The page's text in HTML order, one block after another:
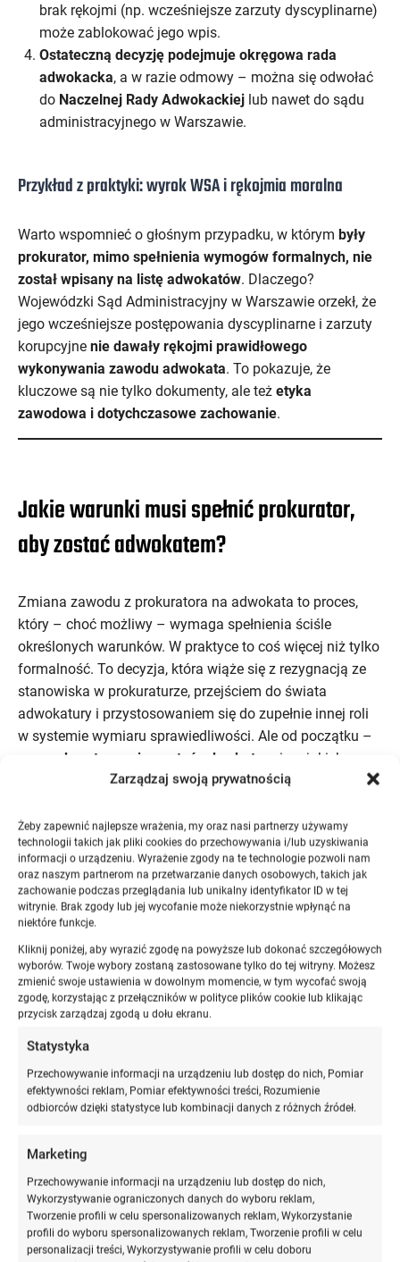
Zarządzaj swoją prywatnością
Żeby zapewnić najlepsze wrażenia, my oraz nasi partnerzy używamy
technologii takich jak pliki cookies do przechowywania i/lub uzyskiwania
informacji o urządzeniu. Wyrażenie zgody na te technologie pozwoli nam
oraz naszym partnerom na przetwarzanie danych osobowych, takich jak
zachowanie podczas przeglądania lub unikalny identyfikator ID w tej
witrynie. Brak zgody lub jej wycofanie może niekorzystnie wpłynąć na
niektóre funkcje.
Kliknij poniżej, aby wyrazić zgodę na powyższe lub dokonać szczegółowych
wyborów. Twoje wybory zostaną zastosowane tylko do tej witryny. Możesz
zmienić swoje ustawienia w dowolnym momencie, w tym wycofać swoją
zgodę, korzystając z przełączników w polityce plików cookie lub klikając
przycisk zarządzaj zgodą u dołu ekranu.
Statystyka
Przechowywanie informacji na urządzeniu lub dostęp do nich, Pomiar
efektywności reklam, Pomiar efektywności treści, Rozumienie
odbiorców dzięki statystyce lub kombinacji danych z różnych źródeł.
Marketing
Przechowywanie informacji na urządzeniu lub dostęp do nich,
Wykorzystywanie ograniczonych danych do wyboru reklam,
Tworzenie profili w celu spersonalizowanych reklam, Wykorzystanie
profili do wyboru spersonalizowanych reklam, Tworzenie profili w celu
personalizacji treści, Wykorzystywanie profili w celu doboru
brak rękojmi (np. wcześniejsze zarzuty dyscyplinarne)
może zablokować jego wpis.
Ostateczną decyzję podejmuje okręgowa rada
adwokacka, a w razie odmowy – można się odwołać
do Naczelnej Rady Adwokackiej lub nawet do sądu
administracyjnego w Warszawie.
Przykład z praktyki: wyrok WSA i rękojmia moralna
Warto wspomnieć o głośnym przypadku, w którym były
prokurator, mimo spełnienia wymogów formalnych, nie
został wpisany na listę adwokatów. Dlaczego?
Wojewódzki Sąd Administracyjny w Warszawie orzekł, że
jego wcześniejsze postępowania dyscyplinarne i zarzuty
korupcyjne nie dawały rękojmi prawidłowego
wykonywania zawodu adwokata. To pokazuje, że
kluczowe są nie tylko dokumenty, ale też etyka
zawodowa i dotychczasowe zachowanie.
Jakie warunki musi spełnić prokurator,
aby zostać adwokatem?
Zmiana zawodu z prokuratora na adwokata to proces,
który – choć możliwy – wymaga spełnienia ściśle
określonych warunków. W praktyce to coś więcej niż tylko
formalność. To decyzja, która wiąże się z rezygnacją ze
stanowiska w prokuraturze, przejściem do świata
adwokatury i przystosowaniem się do zupełnie innej roli
w systemie wymiaru sprawiedliwości. Ale od początku –
czy prokurator może zostać adwokatem
i na jakich
1. Podstawowe wymagania formalne
Aby w ogóle myśleć owpisie na listę adwokatów po
pracy w prokuraturze
posiadaćnieskazitelny charakteri swoim
dotychczasowym zachowaniem dawać rękojmię
prawidłowego wykonywania zawodu adwokata (art.
65 ustawy Prawo o adwokaturze),
korzystać z
posiadać odpowiedniewykształcenie prawnicze
najczęściej ukończenie studiów magisterskich w
nie wykonywać już obowiązków
prokuratora, czyli zrezygnować z pełnienia funkcji w
organach wymiaru sprawiedliwości – zgodnie z art.
72 ust. 1 pkt 4 Prawa o adwokaturze.